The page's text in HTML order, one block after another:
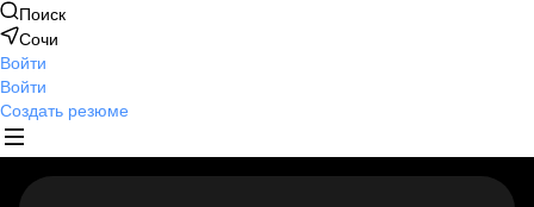
Поиск
Сочи
Войти
Войти
Создать резюме